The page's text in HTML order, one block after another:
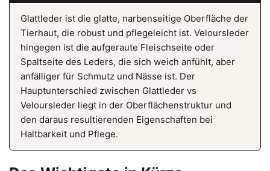
Glattleder ist die glatte, narbenseitige Oberfläche der
Tierhaut, die robust und pflegeleicht ist. Veloursleder
hingegen ist die aufgeraute Fleischseite oder
Spaltseite des Leders, die sich weich anfühlt, aber
anfälliger für Schmutz und Nässe ist. Der
Hauptunterschied zwischen Glattleder vs
Veloursleder liegt in der Oberflächenstruktur und
den daraus resultierenden Eigenschaften bei
Haltbarkeit und Pflege.